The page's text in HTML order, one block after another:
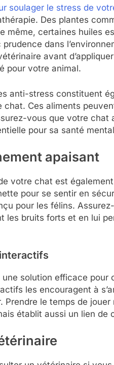
soulager le stress de
Des plantes
même, certaines huiles
dans
avant
pour votre animal.
anti-stress constituent
chat. Ces aliments
vous que votre
pour sa santé
apaisant
votre chat est
pour se sentir en
pour les félins.
les bruits forts et en lui
solution efficace pour
les encouragent à
Prendre le temps de
établit aussi un lien de